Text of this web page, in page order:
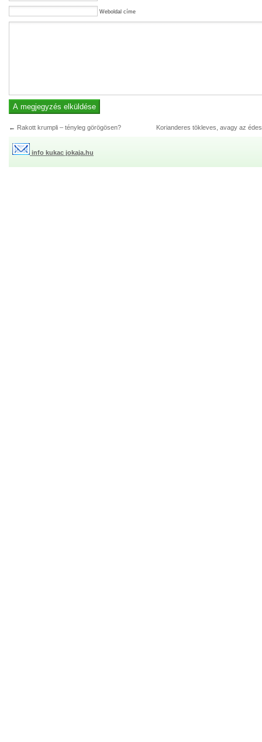
Weboldal címe
← Rakott krumpli – tényleg görögösen? Korianderes tökleves, avagy az
info kukac jokaja.hu